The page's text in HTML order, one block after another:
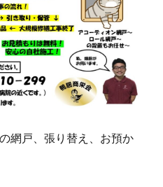
網戸、張り替え、お預か